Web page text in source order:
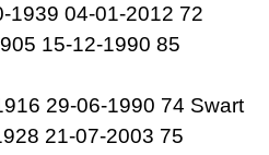
1939 04-01-2012 72
15-12-1990 85
29-06-1990 74 Swart
21-07-2003 75